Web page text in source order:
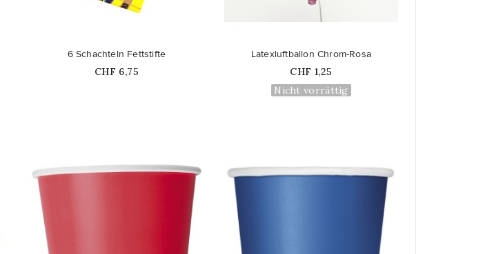
6 Schachteln Fettstifte
Price
CHF 6,75
Latexluftballon Chrom-Rosa
Price
CHF 1,25
Nicht vorrättig